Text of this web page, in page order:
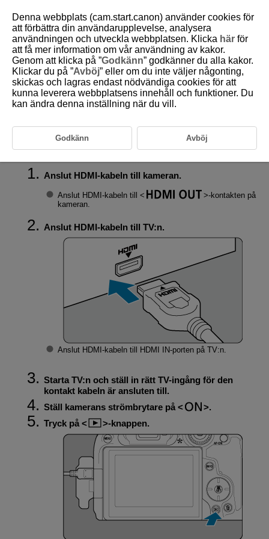
D180-143
Bildvisning på en TV
Om du ansluter kameran till en TV med en kommersiellt tillgänglig
Bekräfta att [
:Videosystem] är korrekt inställt på [För NTSC] eller
(beroende på din tv:s videosystem) om bilden inte visas på
Anslut HDMI-kabeln till kameran.
Anslut HDMI-kabeln till
-kontakten på
kameran.
Anslut HDMI-kabeln till TV:n.
Anslut HDMI-kabeln till HDMI IN-porten på TV:n.
Starta TV:n och ställ in rätt TV-ingång för den
kontakt kabeln är ansluten till.
Ställ kamerans strömbrytare på
.
Tryck på
-knappen.
Denna webbplats (cam.start.canon) använder cookies för
att förbättra din användarupplevelse, analysera
användningen och utveckla webbplatsen. Klicka här för
att få mer information om vår användning av kakor.
Genom att klicka på ”Godkänn” godkänner du alla kakor.
Klickar du på ”Avböj” eller om du inte väljer någonting,
skickas och lagras endast nödvändiga cookies för att
kunna leverera webbplatsens innehåll och funktioner. Du
kan ändra denna inställning när du vill.
Godkänn Avböj